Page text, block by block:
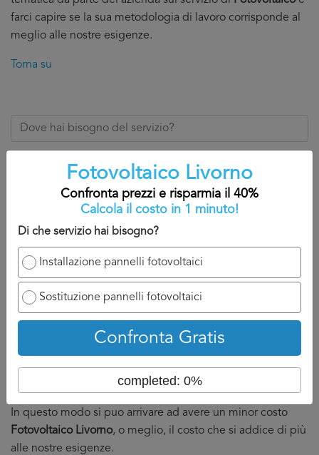
farci capire se la sua metodologia di lavoro corrisponde al
meglio alle nostre esigenze.
Torna su
Confronta prezzi
4. Come confrontare diversi
preventivi Fotovoltaico Livorno
Avendo letto la nostra guida fino a qui, avrete capito che
confrontare più preventiviFotovoltaico Livornoè il modo
migliore per mettersi in contatto con più professionisti del
metodologia di lavoro e trovare la migliore offerta
In questo modo si puo arrivare ad avere un minor costo
Fotovoltaico Livorno, o meglio, il costo che si addice di più
alle nostre esigenze.
Fotovoltaico Livorno
Confronta prezzi e risparmia il 40%
Calcola il costo in 1 minuto!
Di che servizio hai bisogno?
Installazione pannelli fotovoltaici
Sostituzione pannelli fotovoltaici
Confronta Gratis
completed: 0%